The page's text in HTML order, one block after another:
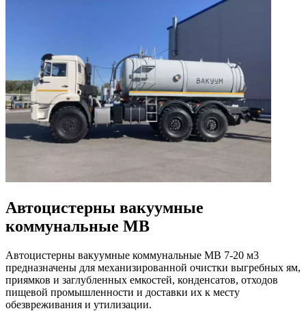
Автоцистерны вакуумные
коммунальные МВ
Автоцистерны вакуумные коммунальные МВ 7-20 м3
предназначены для механизированной очистки выгребных ям,
приямков и заглубленных емкостей, конденсатов, отходов
пищевой промышленности и доставки их к месту
обезвреживания и утилизации.